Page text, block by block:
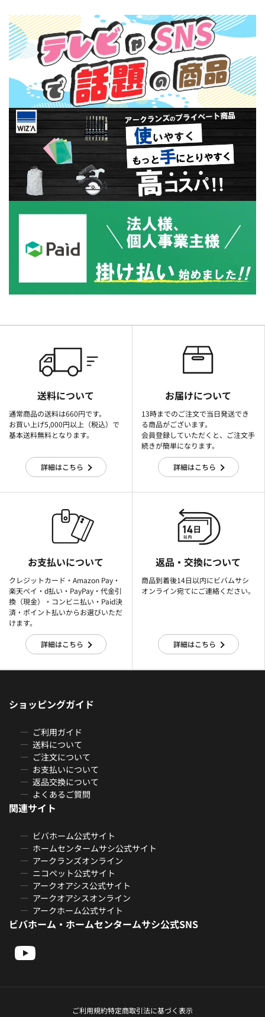
送料について
通常商品の送料は660円です。
お買い上げ5,000円以上（税込）で
基本送料無料となります。
詳細はこちら
お届けについて
13時までのご注文で当日発送でき
る商品がございます。
会員登録していただくと、ご注文手
続きが簡単になります。
詳細はこちら
お支払いについて
クレジットカード・Amazon Pay・
楽天ぺイ・d払い・PayPay・代金引
換（現金）・コンビニ払い・Paid決
済・ポイント払いからお選びいただ
けます。
詳細はこちら
返品・交換について
商品到着後14日以内にビバムサシ
オンライン宛てにご連絡ください。
詳細はこちら
ショッピングガイド
ご利用ガイド
送料について
ご注文について
お支払いについて
返品交換について
よくあるご質問
関連サイト
ビバホーム公式サイト
ホームセンタームサシ公式サイト
アークランズオンライン
ニコペット公式サイト
アークオアシス公式サイト
アークオアシスオンライン
アークホーム公式サイト
ビバホーム・ホームセンタームサシ公式SNS
ご利用規約特定商取引法に基づく表示